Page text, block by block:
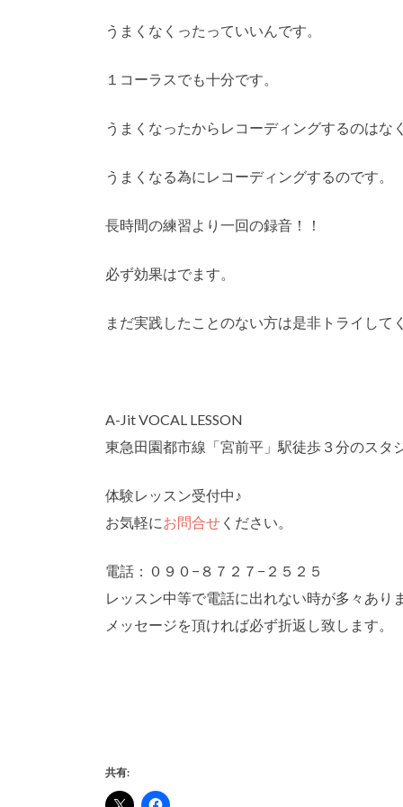
うまくなくったっていいんです。
１コーラスでも十分です。
うまくなったからレコーディングするのはなく
うまくなる為にレコーディングするのです。
長時間の練習より一回の録音！！
必ず効果はでます。
まだ実践したことのない方は是非トライして
A-Jit VOCAL LESSON
東急田園都市線「宮前平」駅徒歩３分のスタ
体験レッスン受付中♪
お気軽にお問合せ ください。
電話：０９０−８７２７−２５２５
レッスン中等で電話に出れない時が多々あり
メッセージを頂ければ必ず折返し致します。
共有: